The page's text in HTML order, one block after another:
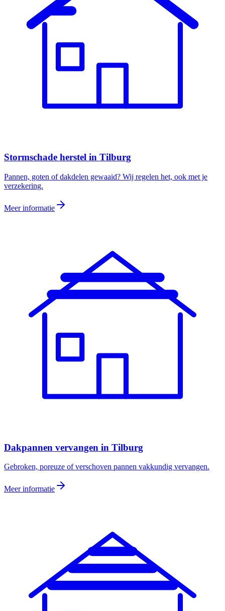
Stormschade herstel in Tilburg
Pannen, goten of dakdelen gewaaid? Wij regelen het, ook met je
verzekering.
Meer informatie
Dakpannen vervangen in Tilburg
Gebroken, poreuze of verschoven pannen vakkundig vervangen.
Meer informatie